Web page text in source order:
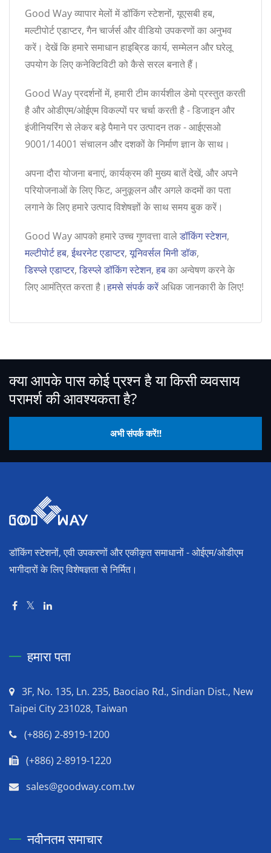
Good Way व्यापार मेलों में डॉकिंग स्टेशनों, यूएसबी हब,
मल्टीपोर्ट एडाप्टर, गैन चार्जर्स और वीडियो उपकरणों का अनुभव
करें। देखें कि हमारे समाधान हाइब्रिड कार्य, सम्मेलन और घरेलू
उपयोग के लिए कनेक्टिविटी को कैसे सरल बनाते हैं।
Good Way प्रदर्शनों में, हमारी टीम कार्यशील डेमो प्रस्तुत करती
है और ओडीएम/ओईएम विकल्पों पर चर्चा करती है - डिजाइन और
इंजीनियरिंग से लेकर बड़े पैमाने पर उत्पादन तक - आईएसओ
9001/14001 संचालन और दशकों के निर्माण ज्ञान के साथ।
अपना दौरा योजना बनाएं, कार्यक्रम की मुख्य बातें देखें, और अपने
परियोजनाओं के लिए फिट, अनुकूलन और अगले कदमों का पता
लगाने के लिए हमारे उत्पाद विशेषज्ञों के साथ समय बुक करें।
Good Way आपको हमारे उच्च गुणवत्ता वालेडॉकिंग स्टेशन,
मल्टीपोर्ट हब,ईथरनेट एडाप्टर,यूनिवर्सल मिनी डॉक,
डिस्प्ले एडाप्टर,डिस्प्ले डॉकिंग स्टेशन,हबका अन्वेषण करने के
लिए आमंत्रित करता है।हमसे संपर्क करेंअधिक जानकारी के लिए!
क्या आपके पास कोई प्रश्न है या किसी व्यवसाय
परामर्श की आवश्यकता है?
अभी संपर्क करें!!
डॉकिंग स्टेशनों, एवी उपकरणों और एकीकृत समाधानों - ओईएम/ओडीएम
भागीदारों के लिए विशेषज्ञता से निर्मित।
हमारा पता
3F, No. 135, Ln. 235, Baociao Rd., Sindian Dist., New
Taipei City 231028, Taiwan
(+886) 2-8919-1200
(+886) 2-8919-1220
sales@goodway.com.tw
नवीनतम समाचार